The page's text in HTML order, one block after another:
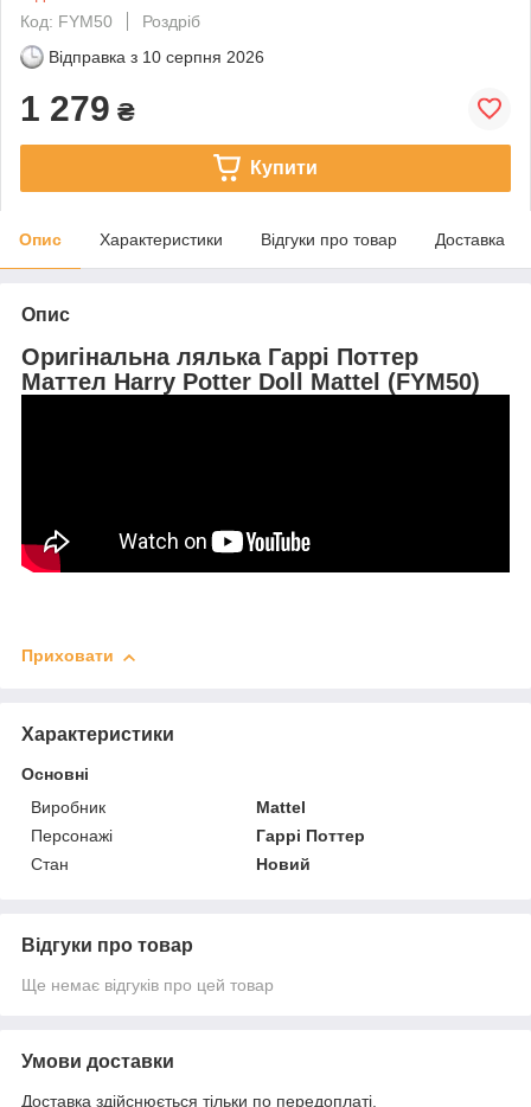
Код: FYM50​​​​​​​
Роздріб
Відправка з 10 серпня 2026
1 279 ₴
Купити
Опис Характеристики Відгуки про товар Доставка
Опис
Оригінальна лялька Гаррі Поттер
Маттел Harry Potter Doll Mattel (FYM50)
Приховати
Характеристики
Основні
Виробник
Mattel
Персонажі
Гаррі Поттер
Стан
Новий
Відгуки про товар
Ще немає відгуків про цей товар
Умови доставки
Доставка здійснюється тільки по передоплаті.